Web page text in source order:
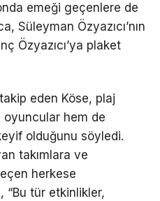
emeği geçenlere de
Süleyman Özyazıcı’nın
Özyazıcı’ya plaket
eden Köse, plaj
oyuncular hem de
olduğunu söyledi.
takımlara ve
herkese
“Bu tür etkinlikler,